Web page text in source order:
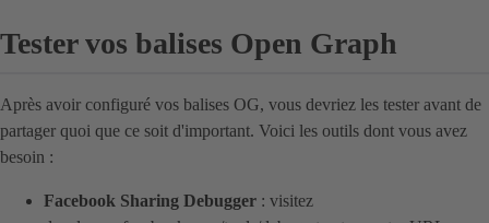
Tester vos balises Open Graph
Après avoir configuré vos balises OG, vous devriez les tester avant de
partager quoi que ce soit d'important. Voici les outils dont vous avez
besoin :
Facebook Sharing Debugger : visitez